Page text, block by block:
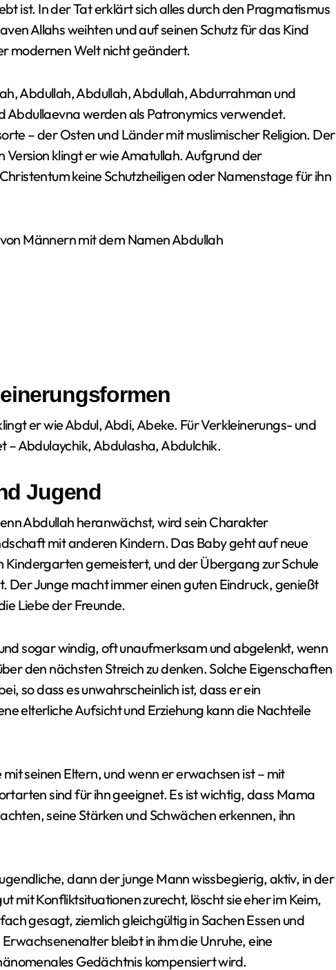
ist. In der Tat erklärt sich alles durch den Pragmatismus
Allahs weihten und auf seinen Schutz für das Kind
modernen Welt nicht geändert.
Abdullah, Abdullah, Abdullah, Abdurrahman und
Abdullaevna werden als Patronymics verwendet.
– der Osten und Länder mit muslimischer Religion. Der
klingt er wie Amatullah. Aufgrund der
keine Schutzheiligen oder Namenstage für ihn
Männern mit dem Namen Abdullah
er wie Abdul, Abdi, Abeke. Für Verkleinerungs- und
Abdulaychik, Abdulasha, Abdulchik.
Jugend
Abdullah heranwächst, wird sein Charakter
mit anderen Kindern. Das Baby geht auf neue
Kindergarten gemeistert, und der Übergang zur Schule
Der Junge macht immer einen guten Eindruck, genießt
Liebe der Freunde.
sogar windig, oft unaufmerksam und abgelenkt, wenn
den nächsten Streich zu denken. Solche Eigenschaften
so dass es unwahrscheinlich ist, dass er ein
elterliche Aufsicht und Erziehung kann die Nachteile
seinen Eltern, und wenn er erwachsen ist – mit
sind für ihn geeignet. Es ist wichtig, dass Mama
seine Stärken und Schwächen erkennen, ihn
dann der junge Mann wissbegierig, aktiv, in der
mit Konfliktsituationen zurecht, löscht sie eher im Keim,
gesagt, ziemlich gleichgültig in Sachen Essen und
bleibt in ihm die Unruhe, eine
Gedächtnis kompensiert wird.